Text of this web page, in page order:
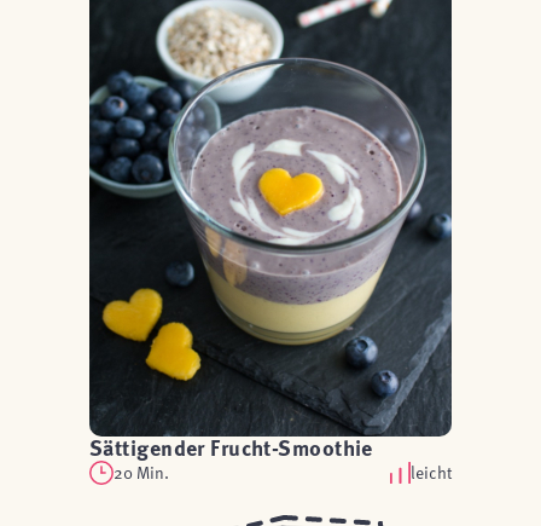
Sättigender Frucht-Smoothie
20 Min. leicht